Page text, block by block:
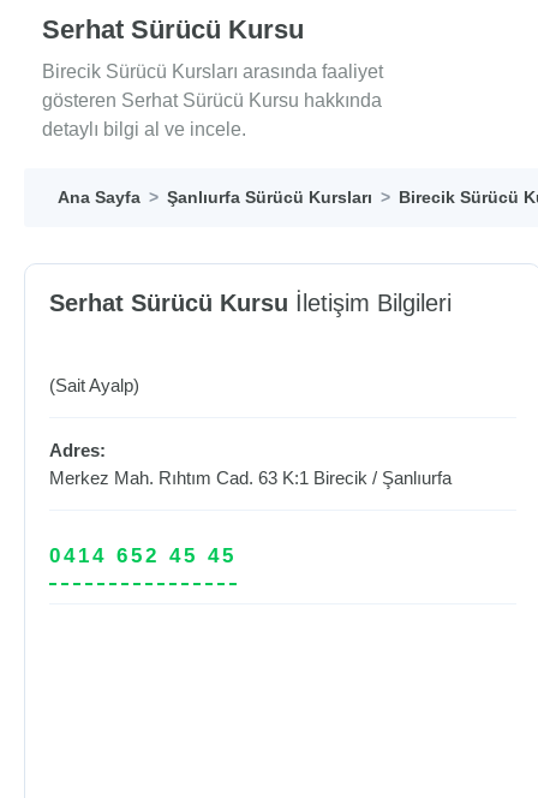
Serhat Sürücü Kursu
Birecik Sürücü Kursları arasında faaliyet
gösteren Serhat Sürücü Kursu hakkında
detaylı bilgi al ve incele.
Ana Sayfa Şanlıurfa Sürücü Kursları Birecik Sürücü
Serhat Sürücü Kursu İletişim Bilgileri
(Sait Ayalp)
Adres:
Merkez Mah. Rıhtım Cad. 63 K:1 Birecik / Şanlıurfa
0414 652 45 45